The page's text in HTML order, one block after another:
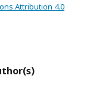
Attribution 4.0